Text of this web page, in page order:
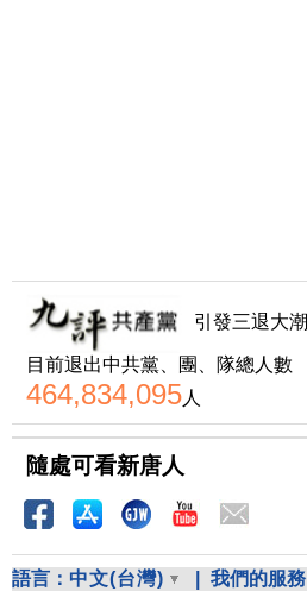
引發三退大潮
目前退出中共黨、團、隊總人數
464,834,095人
隨處可看新唐人
語言： 中文(台灣) 我們的服務